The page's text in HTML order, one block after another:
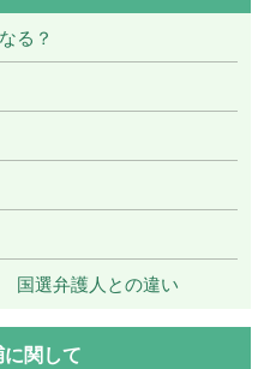
る？
国選弁護人との違い
関して